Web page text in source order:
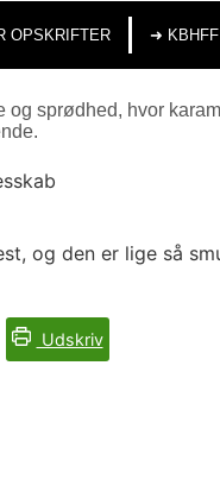
OPSKRIFTER ➜ KBHFF
sprødhed, hvor
og den er lige så
Udskriv